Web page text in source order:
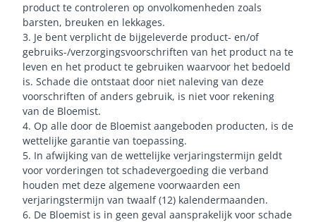
product te controleren op onvolkomenheden zoals
barsten, breuken en lekkages.
3. Je bent verplicht de bijgeleverde product- en/of
gebruiks-/verzorgingsvoorschriften van het product na te
leven en het product te gebruiken waarvoor het bedoeld
is. Schade die ontstaat door niet naleving van deze
voorschriften of anders gebruik, is niet voor rekening
van de Bloemist.
4. Op alle door de Bloemist aangeboden producten, is de
wettelijke garantie van toepassing.
5. In afwijking van de wettelijke verjaringstermijn geldt
voor vorderingen tot schadevergoeding die verband
houden met deze algemene voorwaarden een
verjaringstermijn van twaalf (12) kalendermaanden.
6. De Bloemist is in geen geval aansprakelijk voor schade